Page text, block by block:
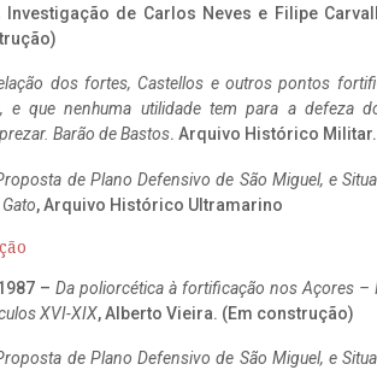
Investigação de Carlos Neves e Filipe
dos fortes, Castellos e outros pontos
e que nenhuma utilidade tem para a defeza
Barão de Bastos. Arquivo Histórico Militar.
de Plano Defensivo de São Miguel, e
, Arquivo Histórico Ultramarino
– Da poliorcética à fortificação nos Açores –
XVI-XIX, Alberto Vieira. (Em construção)
de Plano Defensivo de São Miguel, e